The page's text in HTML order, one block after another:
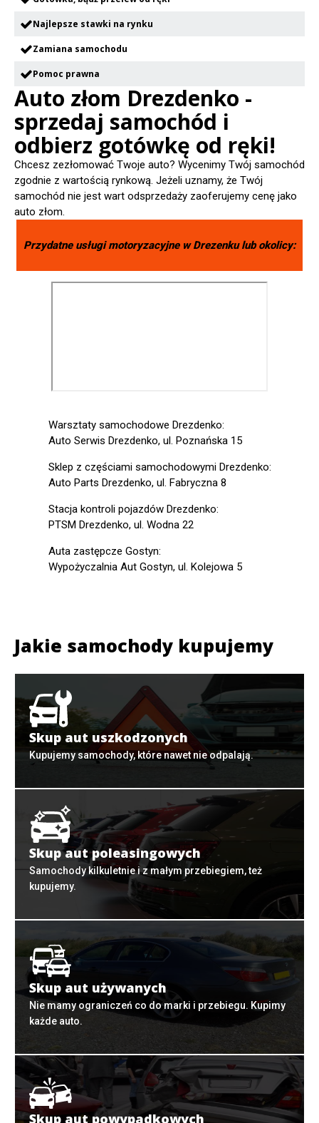
Najlepsze stawki na rynku
Zamiana samochodu
Pomoc prawna
Auto złom Drezdenko -
sprzedaj samochód i
odbierz gotówkę od ręki!
Chcesz zezłomować Twoje auto? Wycenimy Twój samochód
zgodnie z wartością rynkową. Jeżeli uznamy, że Twój
samochód nie jest wart odsprzedaży zaoferujemy cenę jako
auto złom.
Przydatne usługi motoryzacyjne wDrezenkulub okolicy:
Warsztaty samochodowe Drezdenko:
Auto Serwis Drezdenko, ul. Poznańska 15
Sklep z częściami samochodowymi Drezdenko:
Auto Parts Drezdenko, ul. Fabryczna 8
Stacja kontroli pojazdów Drezdenko:
PTSM Drezdenko, ul. Wodna 22
Auta zastępcze Gostyn:
Wypożyczalnia Aut Gostyn, ul. Kolejowa 5
Jakie samochody kupujemy
Skup aut uszkodzonych
Kupujemy samochody, które nawet nie odpalają.
Skup aut poleasingowych
Samochody kilkuletnie i z małym przebiegiem, też
kupujemy.
Skup aut używanych
Nie mamy ograniczeń co do marki i przebiegu. Kupimy
każde auto.
Skup aut powypadkowych